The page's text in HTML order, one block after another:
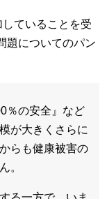
ていることを受
題についてのパン
％の安全』など
が大きくさらに
らも健康被害の
。